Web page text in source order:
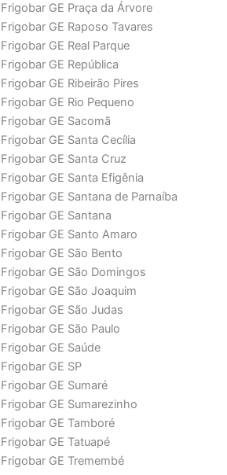
GE Praça da Árvore
GE Raposo Tavares
GE Real Parque
GE República
GE Ribeirão Pires
GE Rio Pequeno
GE Sacomã
GE Santa Cecília
GE Santa Cruz
GE Santa Efigênia
GE Santana de Parnaíba
GE Santana
GE Santo Amaro
GE São Bento
GE São Domingos
GE São Joaquim
GE São Judas
GE São Paulo
GE Saúde
GE SP
GE Sumaré
GE Sumarezinho
GE Tamboré
GE Tatuapé
GE Tremembé